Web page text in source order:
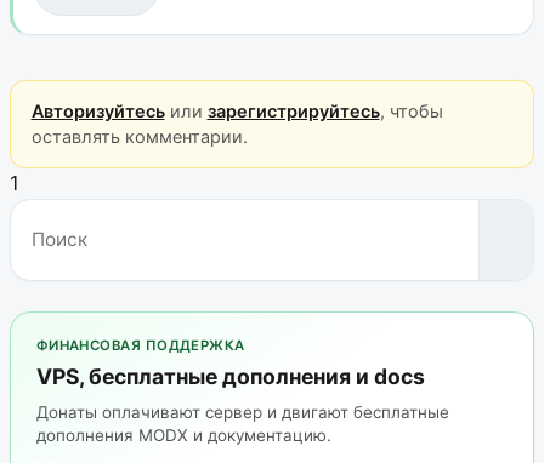
Авторизуйтесьили зарегистрируйтесь, чтобы
оставлять комментарии.
1
ФИНАНСОВАЯ ПОДДЕРЖКА
VPS, бесплатные дополнения и docs
Донаты оплачивают сервер и двигают бесплатные
дополнения MODX и документацию.